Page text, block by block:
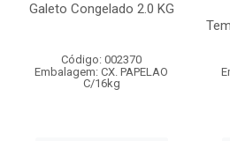
Galeto Congelado 2.0 KG
Código: 002370
Embalagem: CX. PAPELAO
C/16kg